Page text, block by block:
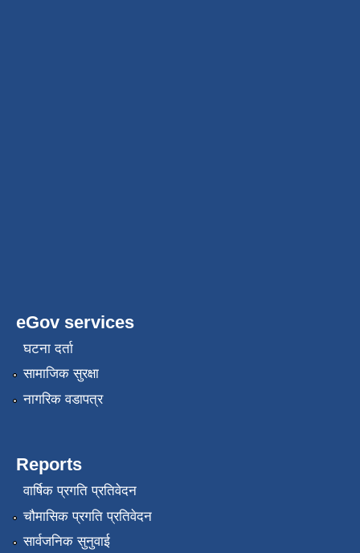
eGov services
घटना दर्ता
सामाजिक सुरक्षा
नागरिक वडापत्र
Reports
वार्षिक प्रगति प्रतिवेदन
चौमासिक प्रगति प्रतिवेदन
सार्वजनिक सुनुवाई